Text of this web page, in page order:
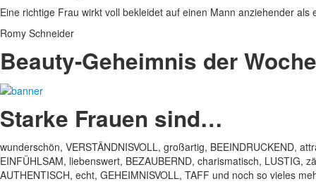
Eine richtige Frau wirkt voll bekleidet auf einen Mann anziehender als
Romy Schneider
Beauty-Geheimnis der Woche
Starke Frauen sind…
wunderschön, VERSTÄNDNISVOLL, großartig, BEEINDRUCKEND,
EINFÜHLSAM, liebenswert, BEZAUBERND, charismatisch, LUSTIG,
AUTHENTISCH, echt, GEHEIMNISVOLL, TAFF und noch so vieles